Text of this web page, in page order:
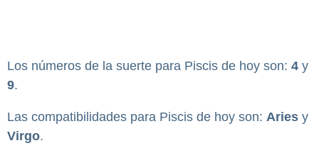
Los números de la suerte para Piscis de hoy son: 4 y
9.
Las compatibilidades para Piscis de hoy son: Aries y
Virgo.